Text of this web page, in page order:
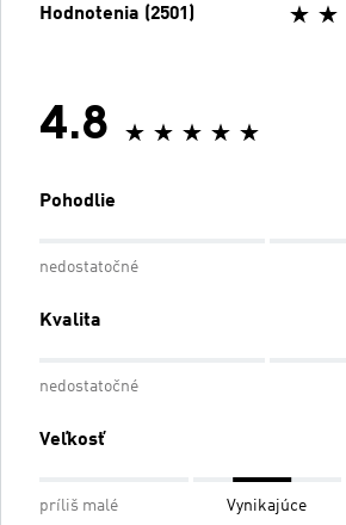
Hodnotenia (2501)
4.8
Pohodlie
nedostatočné
Kvalita
nedostatočné
Veľkosť
príliš malé Vynikajúce